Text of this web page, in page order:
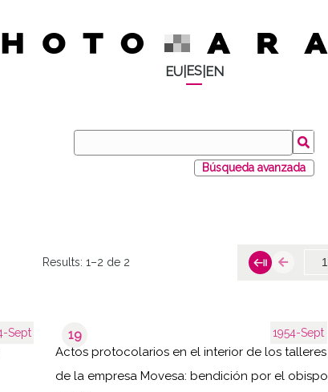
EU| ES| EN
Búsqueda avanzada
Results:1–2 de 2
Sept 1954-Sept
19
Actos protocolarios en el interior de los talleres
de la empresa Movesa: bendición por el obispo